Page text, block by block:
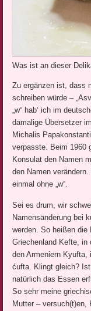
Was ist an dieser
Zu ergänzen ist, dass
schreiben würde –
„w“ hab‘ ich im
damalige Übersetzer
Michalis
verpasste. Beim 1960
Konsulat den Namen
den Namen
einmal ohne „w“.
Sei es drum, wir
Namensänderung bei
werden. So heißen
Griechenland Kefte,
den Armeniern
ćufta. Klingt gleich?
natürlich das Essen
So sehr meine
Mutter – versuch(t)en,